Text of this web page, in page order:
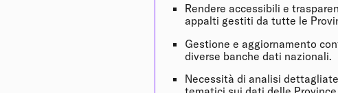
Rendere accessibili e
appalti gestiti da tutte le
Gestione e aggiornamento
diverse banche dati nazionali.
Necessità di analisi